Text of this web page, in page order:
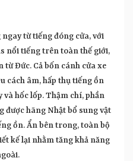
từ tiếng đóng cửa, với
nổi tiếng trên toàn thế giới,
từ Đức. Cả bốn cánh cửa xe
cách âm, hấp thụ tiếng ồn
hốc lốp. Thậm chí, phần
được hãng Nhật bổ sung vật
ồn. Ẩn bên trong, toàn bộ
kế lại nhằm tăng khả năng